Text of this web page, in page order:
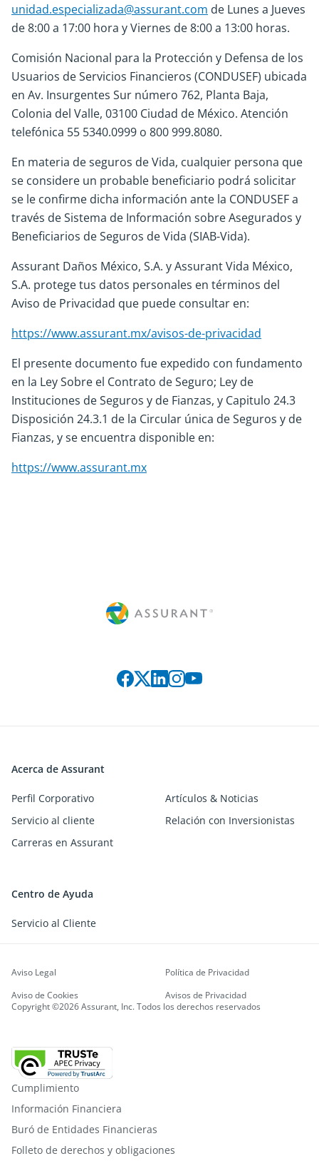
unidad.especializada@assurant.com de Lunes a Jueves
de 8:00 a 17:00 hora y Viernes de 8:00 a 13:00 horas.
Comisión Nacional para la Protección y Defensa de los
Usuarios de Servicios Financieros (CONDUSEF) ubicada
en Av. Insurgentes Sur número 762, Planta Baja,
Colonia del Valle, 03100 Ciudad de México. Atención
telefónica 55 5340.0999 o 800 999.8080.
En materia de seguros de Vida, cualquier persona que
se considere un probable beneficiario podrá solicitar
se le confirme dicha información ante la CONDUSEF a
través de Sistema de Información sobre Asegurados y
Beneficiarios de Seguros de Vida (SIAB-Vida).
Assurant Daños México, S.A. y Assurant Vida México,
S.A. protege tus datos personales en términos del
Aviso de Privacidad que puede consultar en:
https://www.assurant.mx/avisos-de-privacidad
El presente documento fue expedido con fundamento
en la Ley Sobre el Contrato de Seguro; Ley de
Instituciones de Seguros y de Fianzas, y Capitulo 24.3
Disposición 24.3.1 de la Circular única de Seguros y de
Fianzas, y se encuentra disponible en:
https://www.assurant.mx
Acerca de Assurant
Perfil Corporativo
Artículos & Noticias
Servicio al cliente
Relación con Inversionistas
Carreras en Assurant
Centro de Ayuda
Servicio al Cliente
Copyright ©2026 Assurant, Inc. Todos los derechos reservados
Aviso Legal
Política de Privacidad
Aviso de Cookies
Avisos de Privacidad
Cumplimiento
Información Financiera
Buró de Entidades Financieras
Folleto de derechos y obligaciones